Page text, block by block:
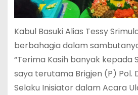
Kabul Basuki Alias Tessy
berbahagia dalam
“Terima Kasih banyak kepada
saya terutama Brigjen (P) Pol.
Selaku Inisiator dalam Acara